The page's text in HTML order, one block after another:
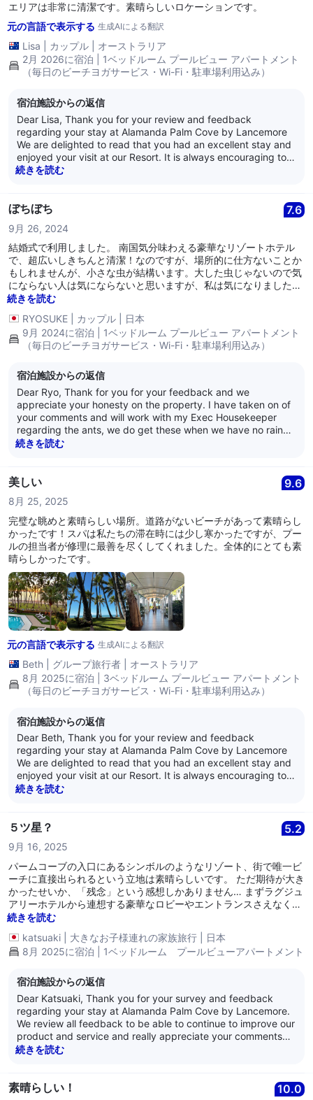
エリアは非常に清潔です。素晴らしいロケーションです。
元の言語で表示する 生成AIによる翻訳
Lisa カップル
オーストラリア
2月 2026に宿泊 | 1ベッドルーム プールビュー アパートメント
（毎日のビーチヨガサービス・Wi-Fi・駐車場利用込み）
宿泊施設からの返信
Dear Lisa, Thank you for your review and feedback
regarding your stay at Alamanda Palm Cove by Lancemore
We are delighted to read that you had an excellent stay and
enjoyed your visit at our Resort. It is always encouraging to
learn that guests are satisfied with our service as it is what
続きを読む
ぼちぼち 7.6
9月 26, 2024
結婚式で利用しました。 南国気分味わえる豪華なリゾートホテル
で、超広いしきちんと清潔！なのですが、場所的に仕方ないことか
もしれませんが、小さな虫が結構います。大した虫じゃないので気
にならない人は気にならないと思いますが、私は気になりました。
また、部屋に洗濯機や乾燥機もありますが、いずれも古すぎる。た
だスタッフは最高に親切です。
続きを読む
RYOSUKE
カップル
日本
9月 2024に宿泊 | 1ベッドルーム プールビュー アパートメント
（毎日のビーチヨガサービス・Wi-Fi・駐車場利用込み）
宿泊施設からの返信
Dear Ryo, Thank for you for your feedback and we
appreciate your honesty on the property. I have taken on of
your comments and will work with my Exec Housekeeper
regarding the ants, we do get these when we have no rain
for a while as they are searching for water. We do also have
続きを読む
美しい 9.6
8月 25, 2025
完璧な眺めと素晴らしい場所。道路がないビーチがあって素晴らし
かったです！スパは私たちの滞在時には少し寒かったですが、プー
ルの担当者が修理に最善を尽くしてくれました。全体的にとても素
晴らしかったです。
元の言語で表示する 生成AIによる翻訳
Beth グループ旅行者
オーストラリア
8月 2025に宿泊 | 3ベッドルーム プールビュー アパートメント
（毎日のビーチヨガサービス・Wi-Fi・駐車場利用込み）
宿泊施設からの返信
Dear Beth, Thank you for your review and feedback
regarding your stay at Alamanda Palm Cove by Lancemore
We are delighted to read that you had an excellent stay and
enjoyed your visit at our Resort. It is always encouraging to
learn that guests are satisfied with our service as it is what
続きを読む
５ツ星？ 5.2
9月 16, 2025
パームコーブの入口にあるシンボルのようなリゾート、街で唯一ビ
ーチに直接出られるという立地は素晴らしいです。 ただ期待が大き
かったせいか、「残念」という感想しかありません… まずラグジュ
アリーホテルから連想する豪華なロビーやエントランスさえなく、
リゾートマンションの受付のようなフロントにカジュアルなスタッ
フ、エレベーターもないので地下駐車場からスーツケースを運んで
くれたのは短パンTシャツのお兄ちゃん。 お部屋は何故か２ベッド
ルームにアップグレードされていてありがたかったけれど、1Fと2F
インシャワーのみで使いにくく、３泊に一度しか清掃やベッドメイ
クはされません。 タオル類は自分でフロントに取りに行けば毎日も
らえますが… 敷地も狭く、プールも小さく、サービスも基本的に何
もない…とても５ツ星とは思えないホテルでした。 （特に悪いとこ
ろはないので、最初から３ツ星４ツ星だと思って行けば、十分満足
できると思います！）
続きを読む
katsuaki
大きなお子様連れの家族旅行
日本
8月 2025に宿泊 | 1ベッドルーム プールビューアパートメント
宿泊施設からの返信
Dear Katsuaki, Thank you for your survey and feedback
regarding your stay at Alamanda Palm Cove by Lancemore.
We review all feedback to be able to continue to improve our
product and service and really appreciate your comments
about your stay with us. My apologies we did not meet your
concerns, and it is our hope that you will give us the
続きを読む
素晴らしい！ 10.0